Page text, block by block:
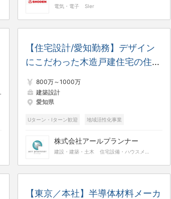
電気・電子 SIer
【住宅設計/愛知勤務】デザイン
にこだわった木造戸建住宅の住宅
上場/DX推進企業〉20～40代が
活躍する急成長の住宅メーカー
800万～1000万
建築設計
愛知県
Uターン・Iターン歓迎 地域活性化事業
株式会社アールプランナー
建設・建築・土木 住宅設備・ハウスメーカー
【東京／本社】半導体材料メーカ